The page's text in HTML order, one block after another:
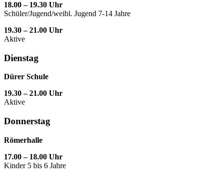
18.00 – 19.30 Uhr
Schüler/Jugend/weibl. Jugend 7-14 Jahre
19.30 – 21.00 Uhr
Aktive
Dienstag
Dürer Schule
19.30 – 21.00 Uhr
Aktive
Donnerstag
Römerhalle
17.00 – 18.00 Uhr
Kinder 5 bis 6 Jahre